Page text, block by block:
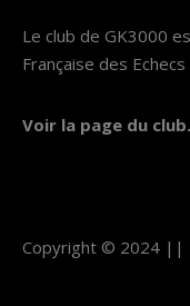
Le club de GK3000
Française des
Voir la page du
Copyright © 2024 ||